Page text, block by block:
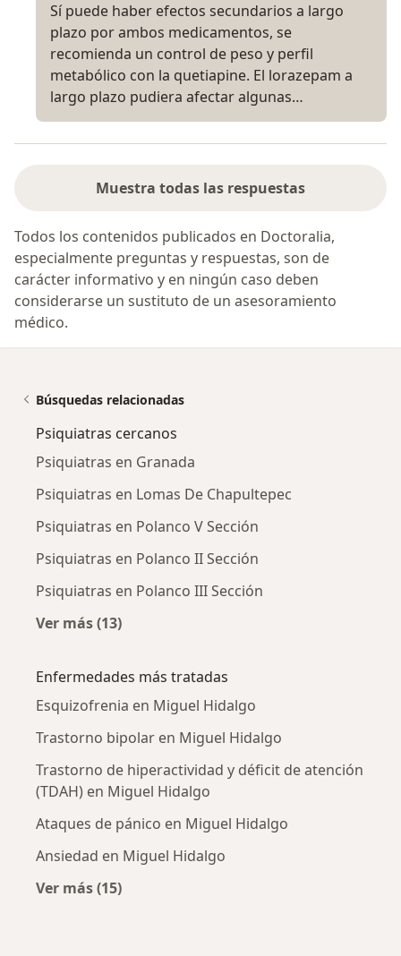
Sí puede haber efectos secundarios a largo
plazo por ambos medicamentos, se
recomienda un control de peso y perfil
metabólico con la quetiapine. El lorazepam a
largo plazo pudiera afectar algunas…
Muestra todas las respuestas
Todos los contenidos publicados en Doctoralia,
especialmente preguntas y respuestas, son de
carácter informativo y en ningún caso deben
considerarse un sustituto de un asesoramiento
médico.
Búsquedas relacionadas
Psiquiatras cercanos
Psiquiatras en Granada
Psiquiatras en Lomas De Chapultepec
Psiquiatras en Polanco V Sección
Psiquiatras en Polanco II Sección
Psiquiatras en Polanco III Sección
Ver más (13)
Enfermedades más tratadas
Esquizofrenia en Miguel Hidalgo
Trastorno bipolar en Miguel Hidalgo
Trastorno de hiperactividad y déficit de atención
(TDAH) en Miguel Hidalgo
Ataques de pánico en Miguel Hidalgo
Ansiedad en Miguel Hidalgo
Ver más (15)